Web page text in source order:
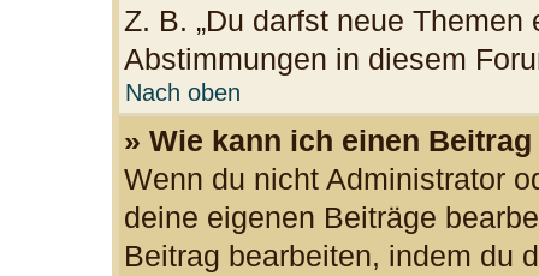
Z. B. „Du darfst neue Themen
Abstimmungen in diesem
Nach oben
» Wie kann ich einen
Wenn du nicht Administrator
deine eigenen Beiträge
Beitrag bearbeiten, indem du